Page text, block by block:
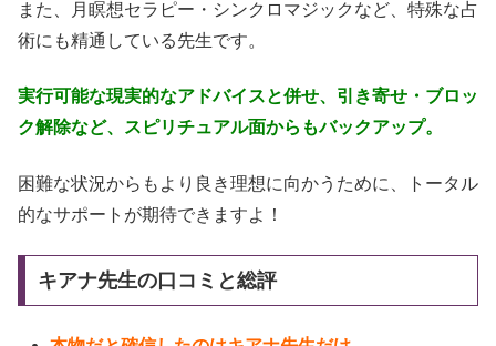
また、月瞑想セラピー・シンクロマジックなど、特殊な占
術にも精通している先生です。
実行可能な現実的なアドバイスと併せ、引き寄せ・ブロッ
ク解除など、スピリチュアル面からもバックアップ。
困難な状況からもより良き理想に向かうために、トータル
的なサポートが期待できますよ！
キアナ先生の口コミと総評